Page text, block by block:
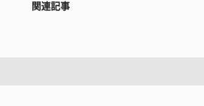
関連記事